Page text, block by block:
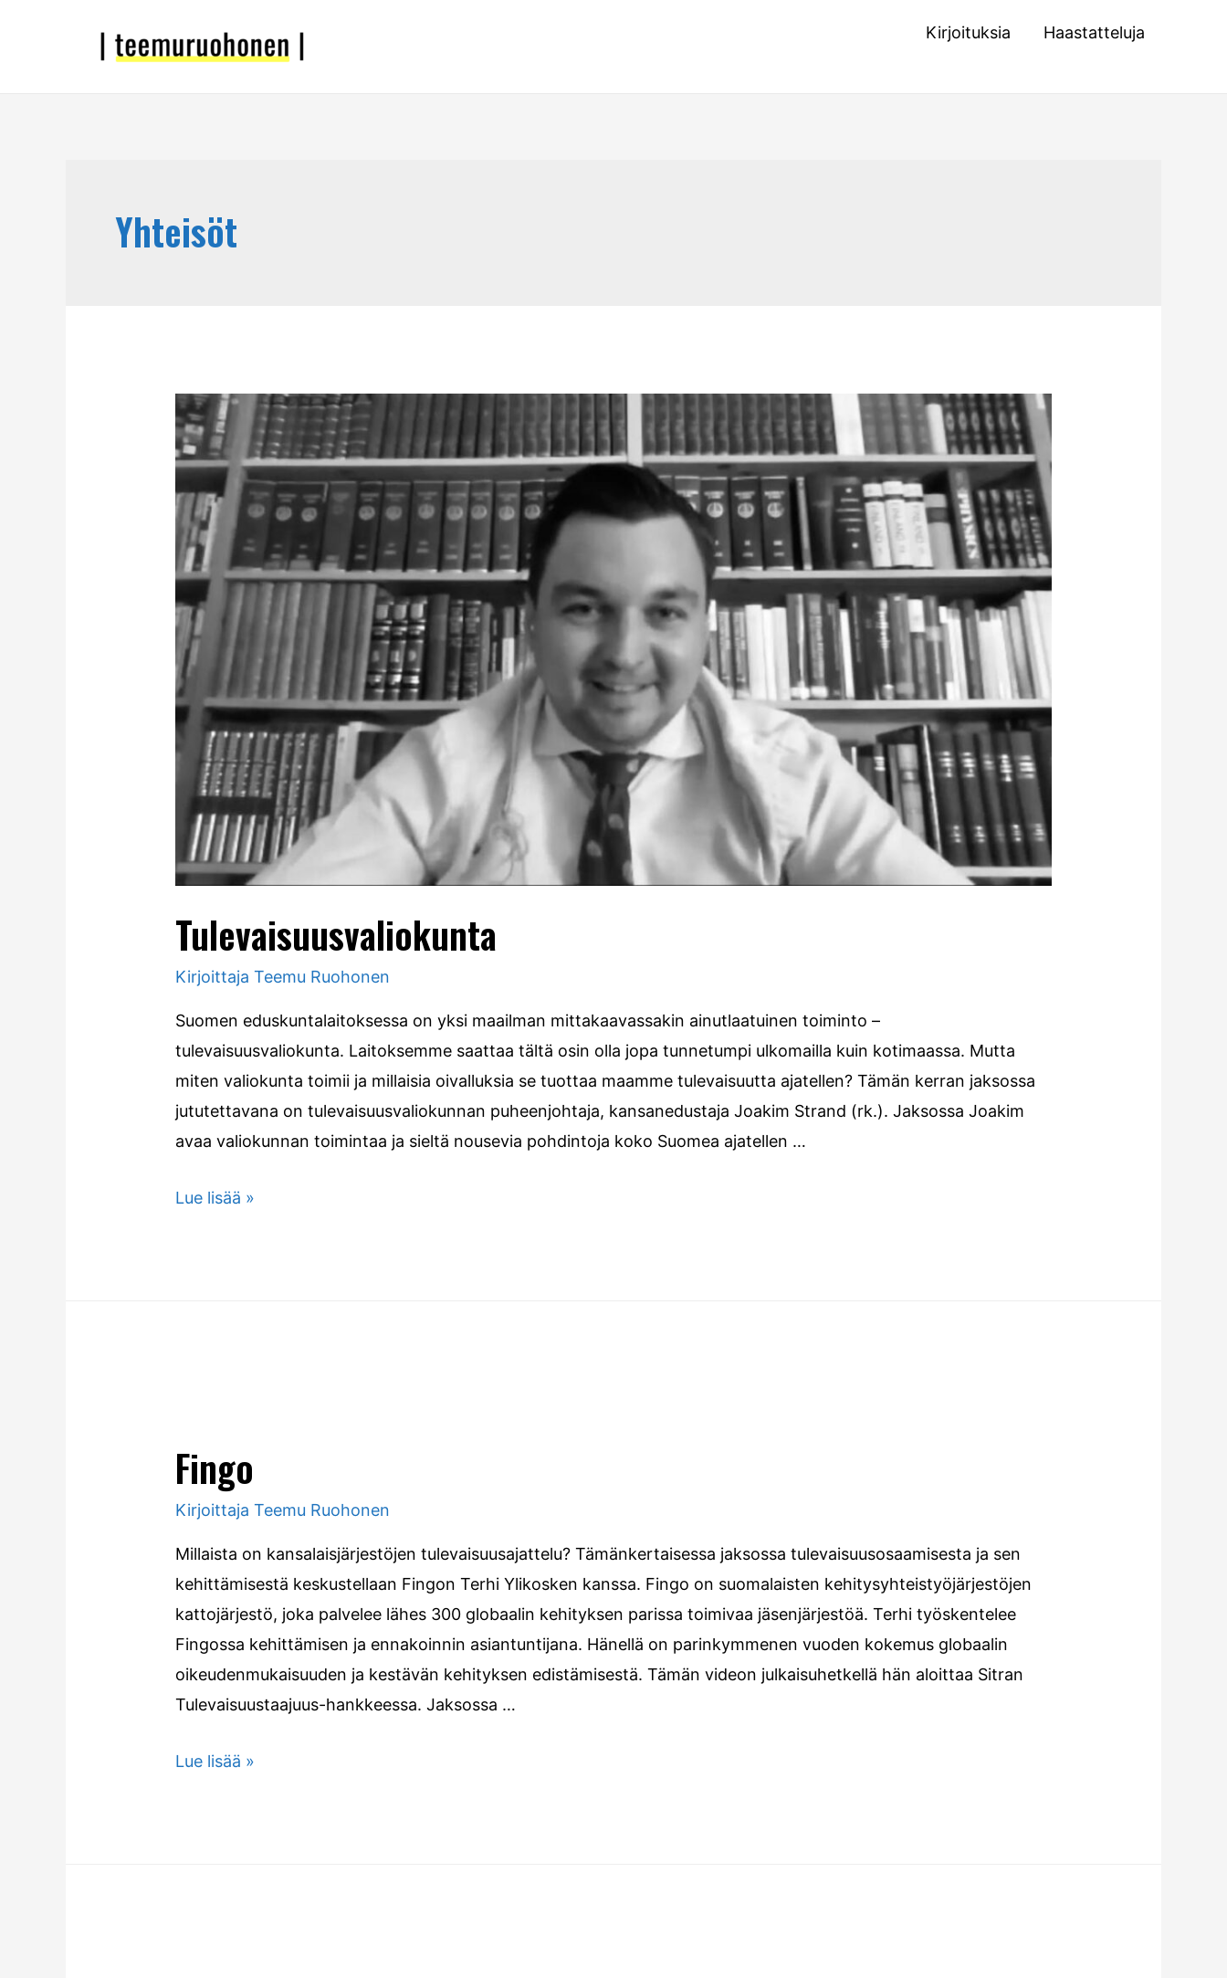
Kirjoituksia Haastatteluja
Yhteisöt
Tulevaisuusvaliokunta
KirjoittajaTeemu Ruohonen
Suomen eduskuntalaitoksessa on yksi maailman mittakaavassakin ainutlaatuinen toiminto –
tulevaisuusvaliokunta. Laitoksemme saattaa tältä osin olla jopa tunnetumpi ulkomailla kuin kotimaassa. Mutta
miten valiokunta toimii ja millaisia oivalluksia se tuottaa maamme tulevaisuutta ajatellen? Tämän kerran jaksossa
jututettavana on tulevaisuusvaliokunnan puheenjohtaja, kansanedustaja Joakim Strand (rk.). Jaksossa Joakim
avaa valiokunnan toimintaa ja sieltä nousevia pohdintoja koko Suomea ajatellen …
Lue lisää »
Fingo
KirjoittajaTeemu Ruohonen
Millaista on kansalaisjärjestöjen tulevaisuusajattelu? Tämänkertaisessa jaksossa tulevaisuusosaamisesta ja sen
kehittämisestä keskustellaan Fingon Terhi Ylikosken kanssa. Fingo on suomalaisten kehitysyhteistyöjärjestöjen
kattojärjestö, joka palvelee lähes 300 globaalin kehityksen parissa toimivaa jäsenjärjestöä. Terhi työskentelee
Fingossa kehittämisen ja ennakoinnin asiantuntijana. Hänellä on parinkymmenen vuoden kokemus globaalin
oikeudenmukaisuuden ja kestävän kehityksen edistämisestä. Tämän videon julkaisuhetkellä hän aloittaa Sitran
Tulevaisuustaajuus-hankkeessa. Jaksossa …
Lue lisää »